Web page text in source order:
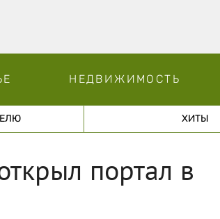
НЕДВИЖИМОСТЬ
ХИТЫ
портал в